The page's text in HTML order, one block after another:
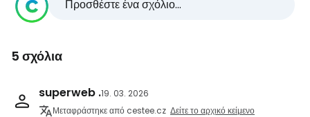
Προσθέστε ένα σχόλιο...
5 σχόλια
superweb .19. 03. 2026
Μεταφράστηκε από cestee.cz Δείτε το αρχικό κείμενο